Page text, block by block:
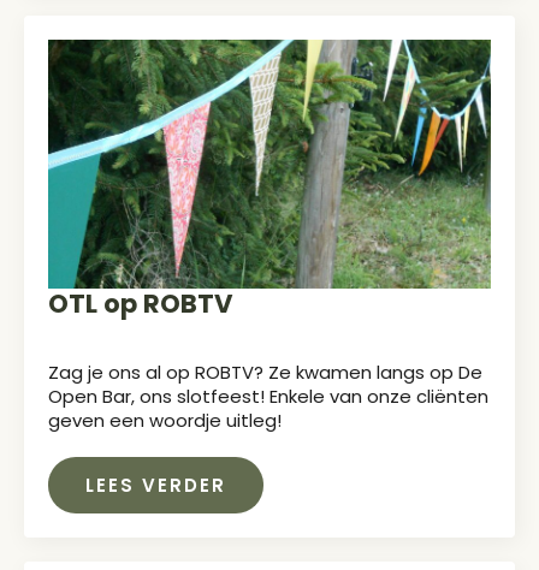
OTL op ROBTV
Zag je ons al op ROBTV? Ze kwamen langs op De
Open Bar, ons slotfeest! Enkele van onze cliënten
geven een woordje uitleg!
LEES VERDER